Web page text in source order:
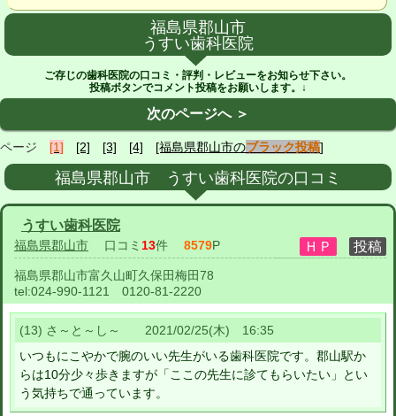
福島県郡山市
うすい歯科医院
ご存じの歯科医院の口コミ・評判・レビューをお知らせ下さい。
投稿ボタンでコメント投稿をお願いします。↓
次のページへ ＞
ページ [1] [2] [3] [4] [福島県郡山市のブラック投稿]
福島県郡山市 うすい歯科医院の口コミ
うすい歯科医院
福島県郡山市 口コミ 13件 8579P
福島県郡山市富久山町久保田梅田78
tel:024-990-1121 0120-81-2220
(13) さ～と～し～ 2021/02/25(木) 16:35
いつもにこやかで腕のいい先生がいる歯科医院です。郡山駅か
らは10分少々歩きますが「ここの先生に診てもらいたい」とい
う気持ちで通っています。